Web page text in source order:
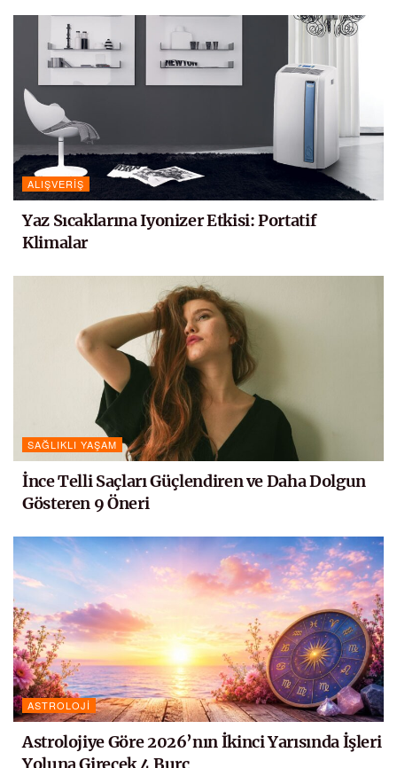
ALIŞVERIŞ
Yaz Sıcaklarına Iyonizer Etkisi: Portatif
Klimalar
SAĞLIKLI YAŞAM
İnce Telli Saçları Güçlendiren ve Daha Dolgun
Gösteren 9 Öneri
ASTROLOJI
Astrolojiye Göre 2026’nın İkinci Yarısında İşleri
Yoluna Girecek 4 Burç